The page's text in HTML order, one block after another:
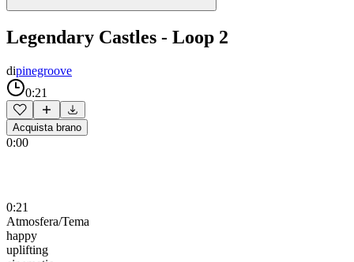
Legendary Castles - Loop 2
dipinegroove
0:21
Acquista brano
0:00
0:21
Atmosfera/Tema
happy
uplifting